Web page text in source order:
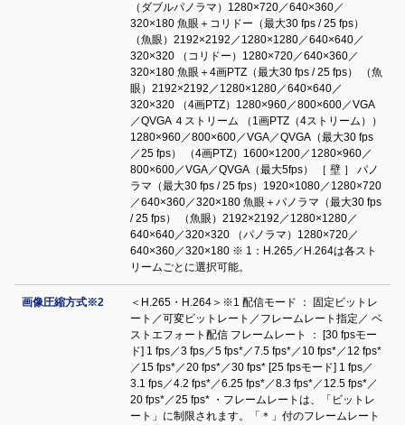
（ダブルパノラマ）1280×720／640×360／
320×180 魚眼＋コリドー（最大30 fps / 25 fps）
（魚眼）2192×2192／1280×1280／640×640／
320×320 （コリドー）1280×720／640×360／
320×180 魚眼＋4画PTZ（最大30 fps / 25 fps） （魚
眼）2192×2192／1280×1280／640×640／
320×320 （4画PTZ）1280×960／800×600／VGA
／QVGA ４ストリーム （1画PTZ（4ストリーム））
1280×960／800×600／VGA／QVGA（最大30 fps
／25 fps） （4画PTZ）1600×1200／1280×960／
800×600／VGA／QVGA（最大5fps） ［ 壁 ］ パノ
ラマ（最大30 fps / 25 fps）1920×1080／1280×720
／640×360／320×180 魚眼＋パノラマ（最大30 fps
/ 25 fps） （魚眼）2192×2192／1280×1280／
640×640／320×320 （パノラマ）1280×720／
640×360／320×180 ※ 1：H.265／H.264は各スト
リームごとに選択可能。
画像圧縮方式※2
＜H.265・H.264＞※1 配信モード ： 固定ビットレ
ート／可変ビットレート／フレームレート指定／ ベ
ストエフォート配信 フレームレート ： [30 fpsモー
ド] 1 fps／3 fps／5 fps*／7.5 fps*／10 fps*／12 fps*
／15 fps*／20 fps*／30 fps* [25 fpsモード] 1 fps／
3.1 fps／4.2 fps*／6.25 fps*／8.3 fps*／12.5 fps*／
20 fps*／25 fps* ・フレームレートは、「ビットレ
ート」に制限されます。「＊」付のフレームレート